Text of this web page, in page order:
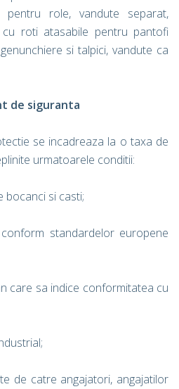
role, vandute separat,
roti atasabile pentru pantofi
si talpici, vandute ca
de siguranta
se incadreaza la o taxa de
urmatoarele conditii:
bocanci si casti;
standardelor europene
care sa indice conformitatea cu
de catre angajatori, angajatilor